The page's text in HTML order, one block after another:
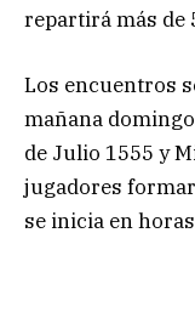
repartirá más de
Los encuentros
mañana
de Julio 1555 y
jugadores
se inicia en